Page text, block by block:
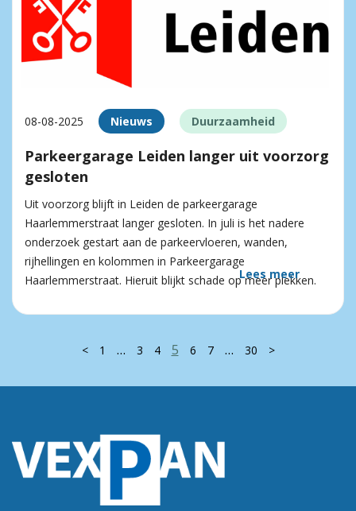
08-08-2025 Nieuws Duurzaamheid
Parkeergarage Leiden langer uit voorzorg
gesloten
Uit voorzorg blijft in Leiden de parkeergarage
Haarlemmerstraat langer gesloten. In juli is het nadere
onderzoek gestart aan de parkeervloeren, wanden,
rijhellingen en kolommen in Parkeergarage
Haarlemmerstraat. Hieruit blijkt schade op meer plekken.
Lees meer
< 1 … 3 4 5 6 7 … 30 >